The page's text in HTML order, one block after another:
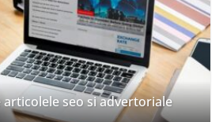
seo si advertoriale